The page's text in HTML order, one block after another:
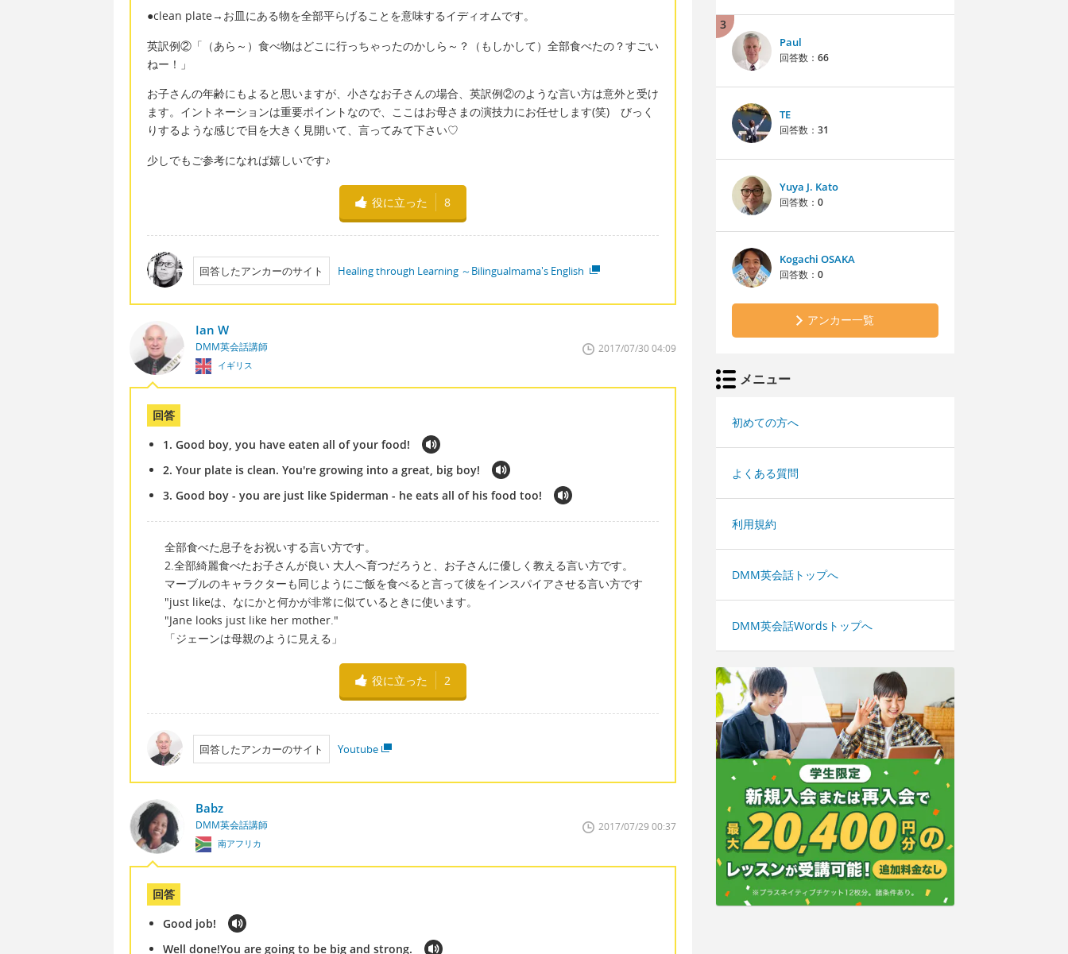
●clean plate→お皿にある物を全部平らげることを意味するイディオムです。
英訳例②「（あら～）食べ物はどこに行っちゃったのかしら～？（もしかして）全部食べたの？すごい
ねー！」
お子さんの年齢にもよると思いますが、小さなお子さんの場合、英訳例②のような言い方は意外と受け
ます。イントネーションは重要ポイントなので、ここはお母さまの演技力にお任せします(笑) びっく
りするような感じで目を大きく見開いて、言ってみて下さい♡
少しでもご参考になれば嬉しいです♪
役に立った 8
回答したアンカーのサイト Healing through Learning ～Bilingualmama's English
Ian W
DMM英会話講師
イギリス
2017/07/30 04:09
回答
1. Good boy, you have eaten all of your food!
2. Your plate is clean. You're growing into a great, big boy!
3. Good boy - you are just like Spiderman - he eats all of his food too!
全部食べた息子をお祝いする言い方です。
2.全部綺麗食べたお子さんが良い 大人へ育つだろうと、お子さんに優しく教える言い方です。
マーブルのキャラクターも同じようにご飯を食べると言って彼をインスパイアさせる言い方です
"just likeは、なにかと何かが非常に似ているときに使います。
"Jane looks just like her mother."
「ジェーンは母親のように見える」
役に立った 2
回答したアンカーのサイト Youtube
Babz
DMM英会話講師
南アフリカ
2017/07/29 00:37
回答
Good job!
Well done!You are going to be big and strong.
3
Paul
回答数： 66
TE
回答数： 31
Yuya J. Kato
回答数： 0
Kogachi OSAKA
回答数： 0
アンカー一覧
メニュー
初めての方へ
よくある質問
利用規約
DMM英会話トップへ
DMM英会話Wordsトップへ